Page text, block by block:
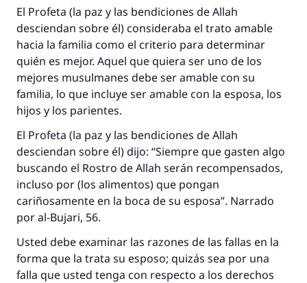
El Profeta (la paz y las bendiciones de Allah
desciendan sobre él) consideraba el trato amable
hacia la familia como el criterio para determinar
quién es mejor. Aquel que quiera ser uno de los
mejores musulmanes debe ser amable con su
familia, lo que incluye ser amable con la esposa, los
hijos y los parientes.
El Profeta (la paz y las bendiciones de Allah
desciendan sobre él) dijo: “Siempre que gasten algo
buscando el Rostro de Allah serán recompensados,
incluso por (los alimentos) que pongan
cariñosamente en la boca de su esposa”. Narrado
por al-Bujari, 56.
Usted debe examinar las razones de las fallas en la
forma que la trata su esposo; quizás sea por una
falla que usted tenga con respecto a los derechos
Profeta ﷺ dijo:
"Una persona que orienta a otros a hacer el
bien obtendrá la misma recompensa que
aquellos que lo realicen."
(MUSLIM, 1893)
Contribuir